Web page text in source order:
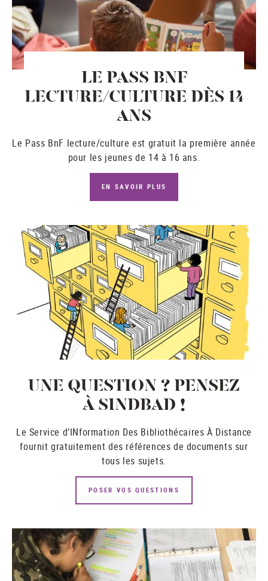
LE PASS BNF
LECTURE/CULTURE DÈS 14
ANS
Le Pass BnF lecture/culture est gratuit la première année
pour les jeunes de 14 à 16 ans.
EN SAVOIR PLUS
UNE QUESTION ? PENSEZ
À SINDBAD !
Le Service d’INformation Des Bibliothécaires À Distance
fournit gratuitement des références de documents sur
tous les sujets.
POSER VOS QUESTIONS